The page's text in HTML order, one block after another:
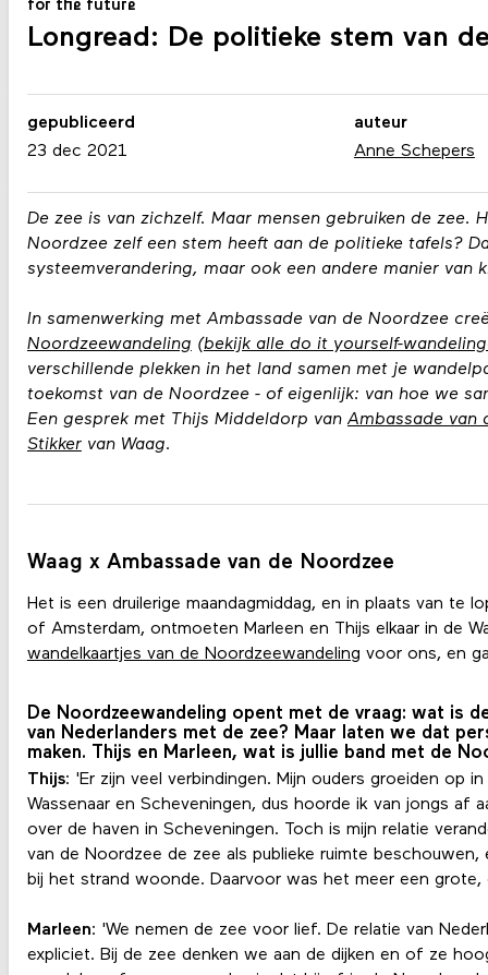
for the future
Longread: De politieke stem van
De zee is van zichzelf. Maar mensen gebruiken de zee.
Noordzee zelf een stem heeft aan de politieke tafels?
systeemverandering, maar ook een andere manier van
In samenwerking met Ambassade van de Noordzee
Noordzeewandeling (bekijk alle do it yourself-
verschillende plekken in het land samen met je
toekomst van de Noordzee - of eigenlijk: van hoe we
Een gesprek met Thijs Middeldorp vanAmbassade van
Stikkervan Waag.
Waag x Ambassade van de Noordzee
Het is een druilerige maandagmiddag, en in plaats van te
of Amsterdam, ontmoeten Marleen en Thijs elkaar in de
wandelkaartjes van de Noordzeewandeling voor ons, en
De Noordzeewandeling opent met de vraag: wat is
van Nederlanders met de zee? Maar laten we dat
maken. Thijs en Marleen, wat is jullie band met de
Thijs: 'Er zijn veel verbindingen. Mijn ouders groeiden op
Wassenaar en Scheveningen, dus hoorde ik van jongs af
over de haven in Scheveningen. Toch is mijn relatie
van de Noordzee de zee als publieke ruimte
bij het strand woonde. Daarvoor was het meer een grote,
Marleen: 'We nemen de zee voor lief. De relatie van
expliciet. Bij de zee denken we aan de dijken en of ze
gepubliceerd
23 dec 2021
auteur
Anne Schepers